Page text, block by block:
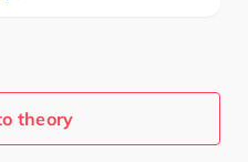
theory